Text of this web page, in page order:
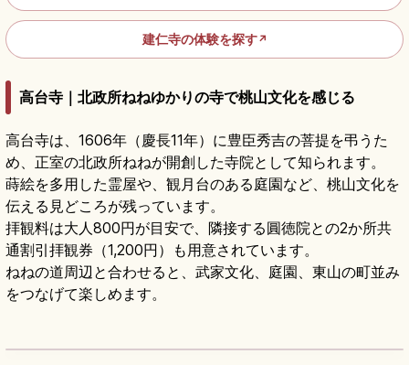
建仁寺の体験を探す↗
高台寺｜北政所ねねゆかりの寺で桃山文化を感じる
高台寺は、1606年（慶長11年）に豊臣秀吉の菩提を弔うた
め、正室の北政所ねねが開創した寺院として知られます。
蒔絵を多用した霊屋や、観月台のある庭園など、桃山文化を
伝える見どころが残っています。
拝観料は大人800円が目安で、隣接する圓徳院との2か所共
通割引拝観券（1,200円）も用意されています。
ねねの道周辺と合わせると、武家文化、庭園、東山の町並み
をつなげて楽しめます。
高台寺の見どころ｜ねねゆかりの庭園・茶